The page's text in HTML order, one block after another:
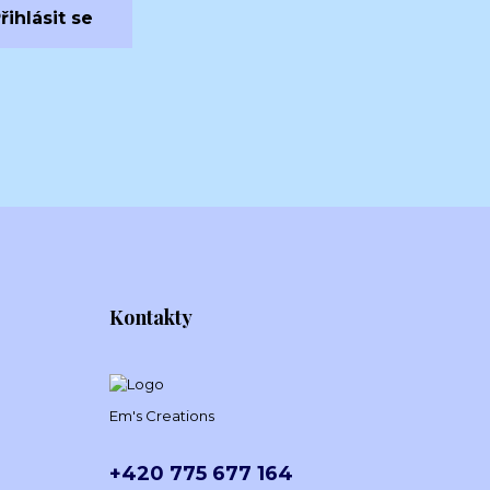
se
Kontakty
Em's Creations
+420 775 677 164